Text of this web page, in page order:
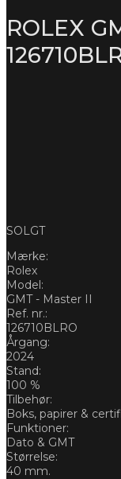
ROLEX
SOLGT
Mærke:
Rolex
Model:
GMT - Master II
Ref. nr.:
126710BLRO
Årgang:
2024
Stand:
100 %
Tilbehør:
Boks, papirer &
Funktioner:
Dato & GMT
Størrelse:
40 mm.